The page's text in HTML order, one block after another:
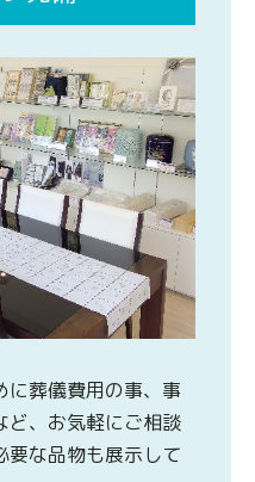
に葬儀費用の事、事
ど、お気軽にご相談
要な品物も展示して